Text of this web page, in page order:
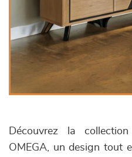
Découvrez la
OMEGA, un design tout